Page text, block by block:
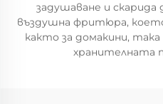
задушаване и скарида
въздушна фритюра,
както за домакини,
хранителната